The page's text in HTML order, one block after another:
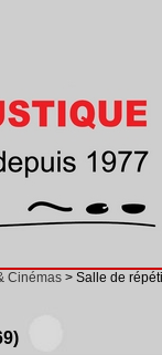
Cinémas > Salle de